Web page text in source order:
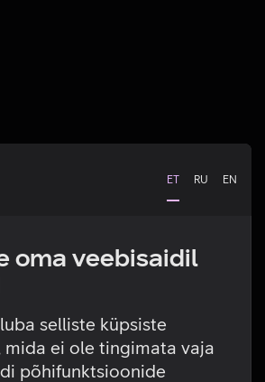
ET RU EN
oma veebisaidil
selliste küpsiste
mida ei ole tingimata vaja
põhifunktsioonide
viga